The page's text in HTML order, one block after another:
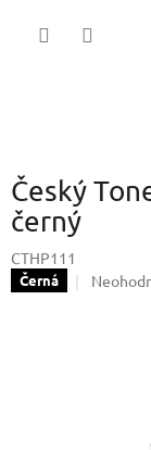
Český
černý
CTHP111
Černá